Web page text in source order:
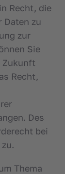
Recht, die
Daten zu
zur
Sie
Zukunft
Recht,
Des
bei
Thema